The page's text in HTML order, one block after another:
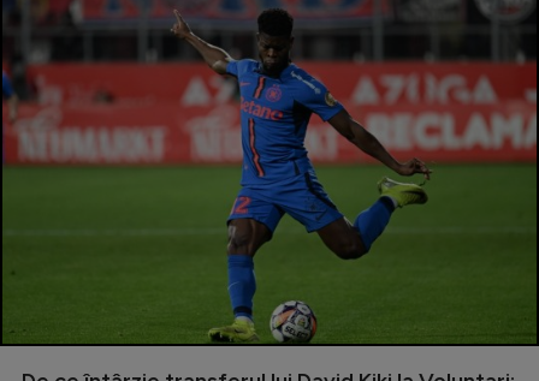
Champions League
Europa League
Conference League
CM 2026
Premier League
LaLiga